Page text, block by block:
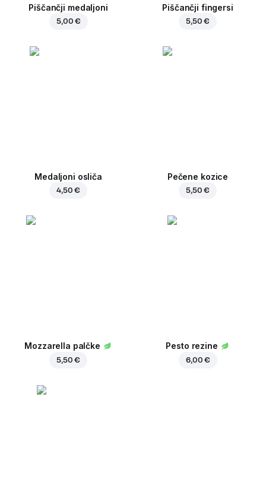
Piščančji medaljoni
5,00 €
Piščančji fingersi
5,50 €
Medaljoni osliča
4,50 €
Pečene kozice
5,50 €
Mozzarella palčke
5,50 €
Pesto rezine
6,00 €